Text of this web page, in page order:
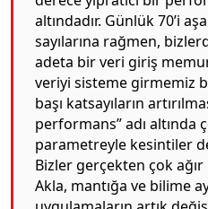
altındadır. Günlük 70’i
sayılarına rağmen,
adeta bir veri giriş
veriyi sisteme girmemiz
başı katsayıların
performans” adı altında
parametreyle kesintiler
Bizler gerçekten çok ağır
Akla, mantığa ve bilime